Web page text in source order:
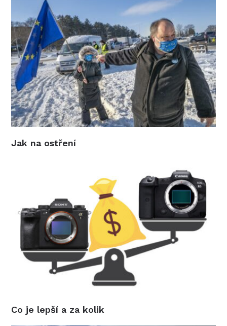
Jak na ostření
Co je lepší a za kolik